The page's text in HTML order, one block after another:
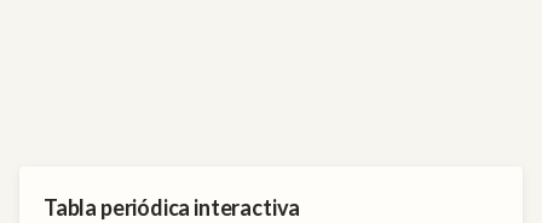
Tabla periódica interactiva